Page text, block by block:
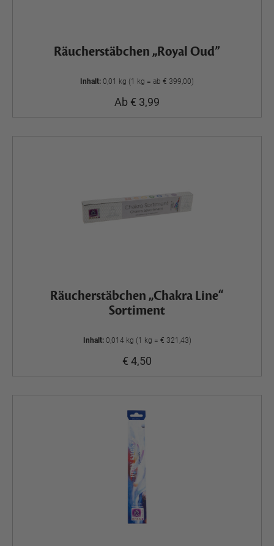
Räucherstäbchen „Royal Oud”
Inhalt: 0,01 kg (1 kg = ab € 399,00)
Ab € 3,99
Räucherstäbchen „Chakra Line“
Sortiment
Inhalt: 0,014 kg (1 kg = € 321,43)
€ 4,50